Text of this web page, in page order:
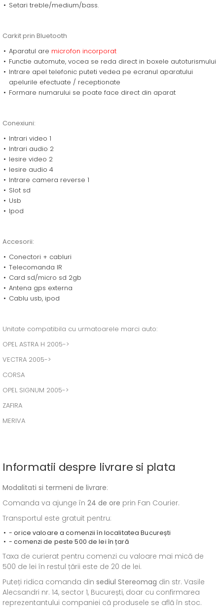
Setari treble/medium/bass.
Carkit prin Bluetooth
Aparatul are microfon incorporat
Functie automute, vocea se reda direct in boxele autoturismului
Intrare apel telefonic puteti vedea pe ecranul aparatului
apelurile efectuate / receptionate
Formare numarului se poate face direct din aparat
Conexiuni:
Intrari video 1
Intrari audio 2
Iesire video 2
Iesire audio 4
Intrare camera reverse 1
Slot sd
Usb
Ipod
Accesorii:
Conectori + cabluri
Telecomanda IR
Card sd/micro sd 2gb
Antena gps externa
Cablu usb, ipod
Unitate compatibila cu urmatoarele marci auto:
OPEL ASTRA H 2005->
VECTRA 2005->
CORSA
OPEL SIGNUM 2005->
ZAFIRA
MERIVA
Informatii despre livrare si plata
Modalitati si termeni de livrare:
Comanda va ajunge în 24 de ore prin Fan Courier.
Transportul este gratuit pentru:
- orice valoare a comenzii în localitatea București
- comenzi de peste 500 de lei în țară
Taxa de curierat pentru comenzi cu valoare mai mică de
500 de lei în restul țării este de 20 de lei.
Puteți ridica comanda din sediul Stereomag din str. Vasile
Alecsandri nr. 14, sector 1, București, doar cu confirmarea
reprezentantului companiei că produsele se află în stoc.